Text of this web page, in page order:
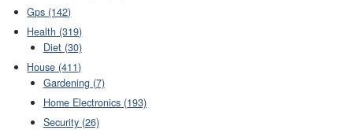
Gps (142)
Health (319)
Diet (30)
House (411)
Gardening (7)
Home Electronics (193)
Security (26)